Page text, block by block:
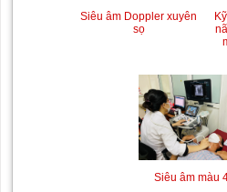
Siêu âm Doppler xuyên
sọ
Siêu âm màu